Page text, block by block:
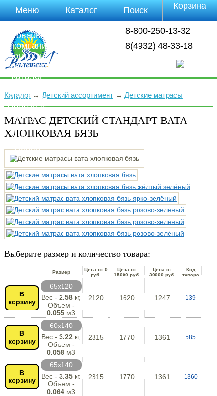
8-800-250-13-32
8(4932) 48-33-18
Каталог→ Детский ассортимент→ Детские матрасы
МАТРАС ДЕТСКИЙ СТАНДАРТ ВАТА
ХЛОПКОВАЯ БЯЗЬ
Выберите размер и количество товара:
Размер
Цена от 0
руб.
Цена от
15000 руб.
Цена от
30000 руб.
Код
товара
В
корзину
65х120
Вес -2.58 кг,
Объем -
0.055 м3
2120 1620 1247 139
В
корзину
60х140
Вес -3.22 кг,
Объем -
0.058 м3
2315 1770 1361 585
В
корзину
65х140
Вес -3.35 кг,
Объем -
0.064 м3
2315 1770 1361 1360
Меню
товары
О компании
Контакты
Прайс-лист
Каталог
Доставка
Полезная
инфа
Магазины
Отзывы
Видео
Каталог Поиск Корзина